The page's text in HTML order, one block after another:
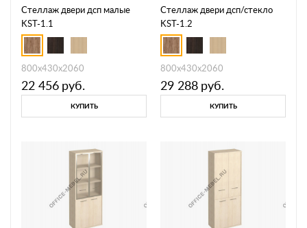
Стеллаж двери дсп малые
KST-1.1
800х430х2060
22 456 руб.
КУПИТЬ
Стеллаж двери дсп/стекло
KST-1.2
800х430х2060
29 288 руб.
КУПИТЬ